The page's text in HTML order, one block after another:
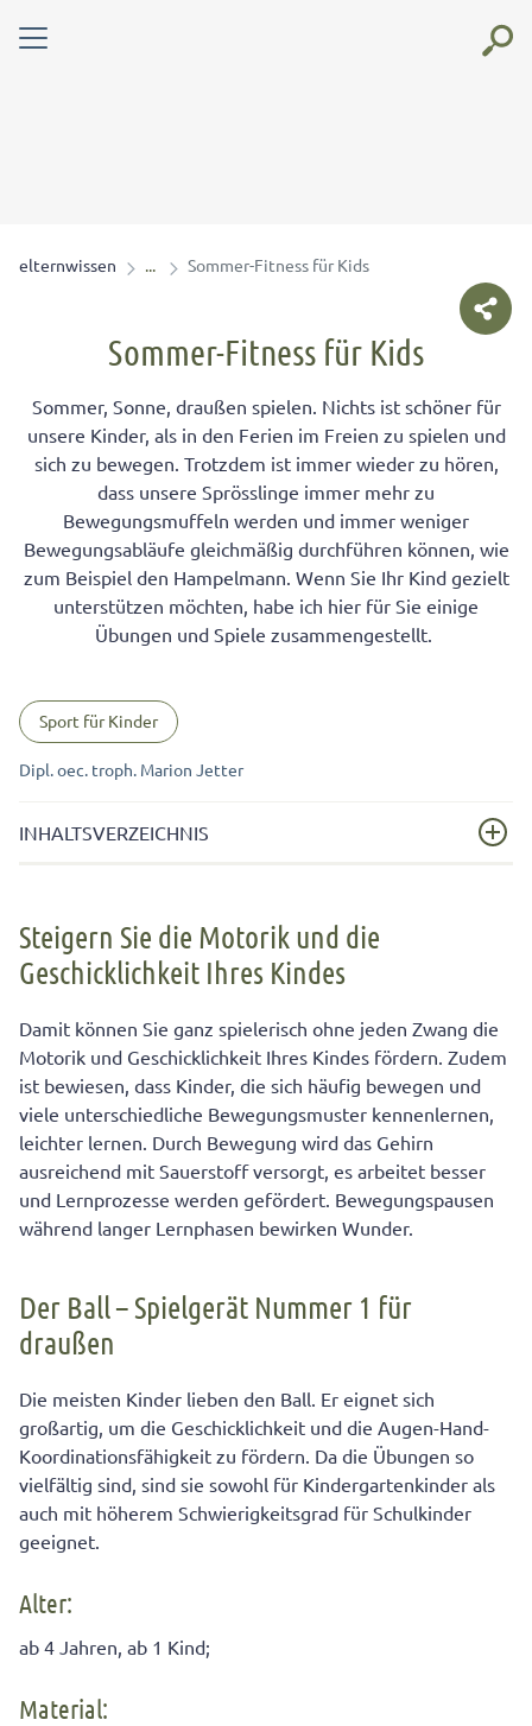
elternwissen Sommer-Fitness für Kids
Sommer-Fitness für Kids
Sommer, Sonne, draußen spielen. Nichts ist schöner für
unsere Kinder, als in den Ferien im Freien zu spielen und
sich zu bewegen. Trotzdem ist immer wieder zu hören,
dass unsere Sprösslinge immer mehr zu
Bewegungsmuffeln werden und immer weniger
Bewegungsabläufe gleichmäßig durchführen können, wie
zum Beispiel den Hampelmann. Wenn Sie Ihr Kind gezielt
unterstützen möchten, habe ich hier für Sie einige
Übungen und Spiele zusammengestellt.
Sport für Kinder
Dipl. oec. troph. Marion Jetter
INHALTSVERZEICHNIS
Kindes
Der Ball – Spielgerät Nummer 1 für draußen
oder Fahrrad
Einhand-Kunststück:
Das Seil – ein weiterer „Alleskönner“
Wasserballon werfen
Steigern Sie die Motorik und die
Geschicklichkeit Ihres Kindes
Damit können Sie ganz spielerisch ohne jeden Zwang die
Motorik und Geschicklichkeit Ihres Kindes fördern. Zudem
ist bewiesen, dass Kinder, die sich häufig bewegen und
viele unterschiedliche Bewegungsmuster kennenlernen,
leichter lernen. Durch Bewegung wird das Gehirn
ausreichend mit Sauerstoff versorgt, es arbeitet besser
und Lernprozesse werden gefördert. Bewegungspausen
während langer Lernphasen bewirken Wunder.
Der Ball – Spielgerät Nummer 1 für
draußen
Die meisten Kinder lieben den Ball. Er eignet sich
großartig, um die Geschicklichkeit und die Augen-Hand-
Koordinationsfähigkeit zu fördern. Da die Übungen so
vielfältig sind, sind sie sowohl für Kindergartenkinder als
auch mit höherem Schwierigkeitsgrad für Schulkinder
geeignet.
Alter:
ab 4 Jahren, ab 1 Kind;
Material: